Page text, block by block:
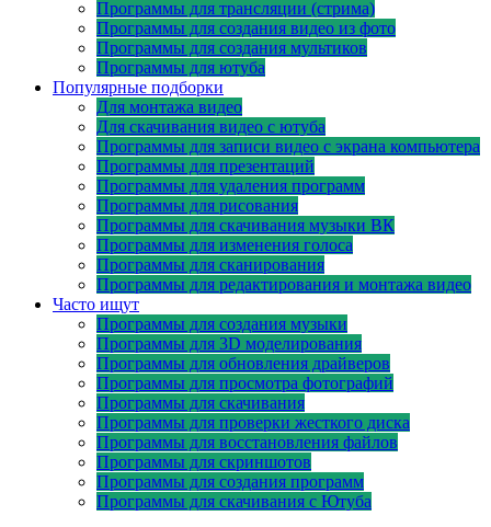
Программы для трансляции (стрима)
Программы для создания видео из фото
Программы для создания мультиков
Программы для ютуба
Популярные подборки
Для монтажа видео
Для скачивания видео с ютуба
Программы для записи видео с экрана компьютера
Программы для презентаций
Программы для удаления программ
Программы для рисования
Программы для скачивания музыки ВК
Программы для изменения голоса
Программы для сканирования
Программы для редактирования и монтажа видео
Часто ищут
Программы для создания музыки
Программы для 3D моделирования
Программы для обновления драйверов
Программы для просмотра фотографий
Программы для скачивания
Программы для проверки жесткого диска
Программы для восстановления файлов
Программы для скриншотов
Программы для создания программ
Программы для скачивания с Ютуба